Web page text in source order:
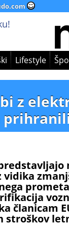
Lifestyle
z
vidika
članicam
stroškov